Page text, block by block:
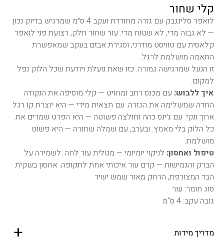
קלי שחור
לואפר סלינגבק עם גזרה מחודדת ועקב 4 ס״מ שמרגיש בדיוק נכון
— לא גבוה מדי, לא שטוח מדי. עור שחור חלק, רצועת פני לואפר
קלאסית עם טוויסט מודרני, וסגירת אבזם בעקב שמאפשרת
התאמה מושלמת לרגל.
זו הנעל שמרגישה גמורה. כזו שאת נועלת ויודעת שכל הלוק נפל
למקום.
איך ללבוש: עם מכנס רחב ומחויט — קלי מוסיפה את הנקודה
החדה שמשלימה את הגזרה. עם חצאית מידי — היא יוצרת קו רגל
ארוך ונקי. עם ג׳ינס כהה וחולצה פשוטה — היא הפרט שמרים את
כל הלוק בלי מאמץ. ובערב, עם שמלה שחורה — היא פשוט
מושלמת.
טיפול ואחסון: לניקוי יומיומי — מטלית עור לחה. לשמירה על
הברק והגמישות — קרם עור איכותי אחת לתקופה. אחסון בשקית
הבד המצורפת, הרחק מאור שמש ישיר.
סוג חומר: עור
גובה עקב: 4 ס"מ
מדריך מידות